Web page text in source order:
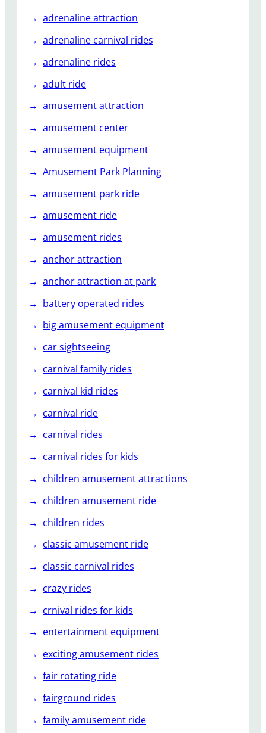
р
о
А
в
т
о
р
о
а
.
adrenaline attraction
adrenaline carnival rides
adrenaline rides
adult ride
amusement attraction
amusement center
amusement equipment
Amusement Park Planning
amusement park ride
amusement ride
amusement rides
anchor attraction
anchor attraction at park
battery operated rides
big amusement equipment
car sightseeing
carnival family rides
carnival kid rides
carnival ride
carnival rides
carnival rides for kids
children amusement attractions
children amusement ride
children rides
classic amusement ride
classic carnival rides
crazy rides
crnival rides for kids
entertainment equipment
exciting amusement rides
fair rotating ride
fairground rides
family amusement ride